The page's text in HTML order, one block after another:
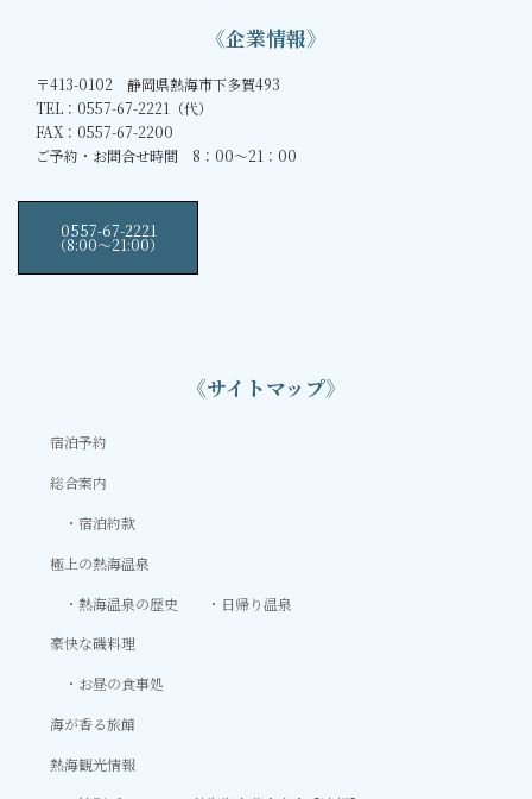
《企業情報》
〒413-0102 静岡県熱海市下多賀493
TEL：0557-67-2221（代）
FAX：0557-67-2200
ご予約・お問合せ時間 8：00～21：00
0557-67-2221
（8:00〜21:00）
《サイトマップ》
宿泊予約
総合案内
宿泊約款
極上の熱海温泉
熱海温泉の歴史
日帰り温泉
豪快な磯料理
お昼の食事処
海が香る旅館
熱海観光情報